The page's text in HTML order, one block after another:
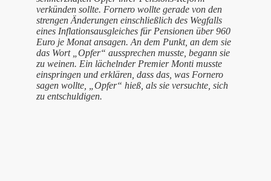
verkünden sollte. Fornero wollte gerade von den
strengen Änderungen einschließlich des Wegfalls
eines Inflationsausgleiches für Pensionen über 960
Euro je Monat ansagen. An dem Punkt, an dem sie
das Wort „Opfer“ aussprechen musste, begann sie
zu weinen. Ein lächelnder Premier Monti musste
einspringen und erklären, dass das, was Fornero
sagen wollte, „Opfer“ hieß, als sie versuchte, sich
zu entschuldigen.